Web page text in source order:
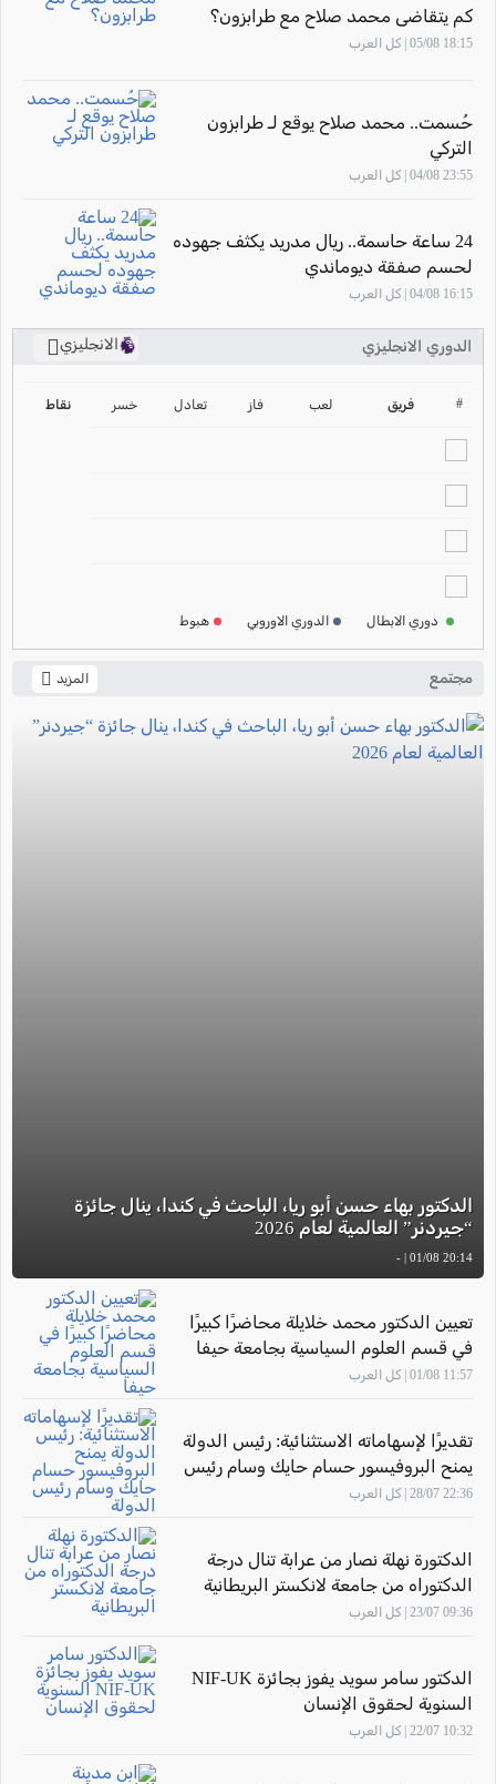
كم يتقاضى محمد صلاح مع طرابزون؟
18:15 05/08 | كل العرب
حُسمت.. محمد صلاح يوقع لـ طرابزون
التركي
23:55 04/08 | كل العرب
24 ساعة حاسمة.. ريال مدريد يكثف جهوده
لحسم صفقة ديوماندي
16:15 04/08 | كل العرب
الدوري الانجليزي
الانجليزي
2024-2025
ترتيب الدوري الايطالي
# فريق لعب فاز تعادل خسر نقاط
دوري الابطال الدوري الاوروبي هبوط
مجتمع المزيد
الدكتور بهاء حسن أبو ريا، الباحث في كندا، ينال جائزة
“جيردنر” العالمية لعام 2026
20:14 01/08 | -
تعيين الدكتور محمد خلايلة محاضرًا كبيرًا
في قسم العلوم السياسية بجامعة حيفا
11:57 01/08 | كل العرب
تقديرًا لإسهاماته الاستثنائية: رئيس الدولة
يمنح البروفيسور حسام حايك وسام رئيس
الدولة
22:36 28/07 | كل العرب
الدكتورة نهلة نصار من عرابة تنال درجة
الدكتوراه من جامعة لانكستر البريطانية
09:36 23/07 | كل العرب
الدكتور سامر سويد يفوز بجائزة NIF-UK
السنوية لحقوق الإنسان
10:32 22/07 | كل العرب